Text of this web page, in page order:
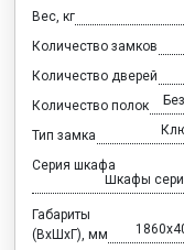
Вес, кг
Количество замков
Количество дверей
Количество полок
Тип замка
Серия шкафа
Шкафы
Габариты
(ВхШхГ), мм